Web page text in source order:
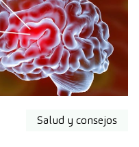
Salud y consejos